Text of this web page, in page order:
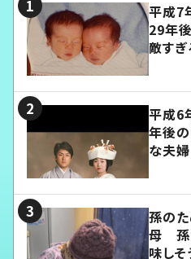
平成7
29年
敵すぎ
平成6
年後の
な夫婦
孫の
母 孫
味しそ